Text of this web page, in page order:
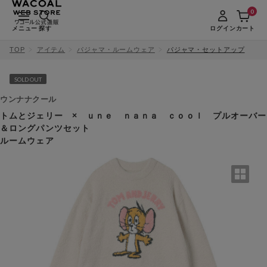
メニュー 探す ログインカート
0
TOP アイテム パジャマ・ルームウェア パジャマ・セットアップ
SOLD OUT
ウンナナクール
トムとジェリー × ｕｎｅ ｎａｎａ ｃｏｏｌ プルオーバー
＆ロングパンツセット
ルームウェア